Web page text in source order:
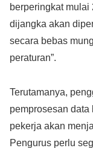
berperingkat mulai
dijangka akan
secara bebas
peraturan”.
Terutamanya,
pemprosesan
pekerja akan
Pengurus perlu